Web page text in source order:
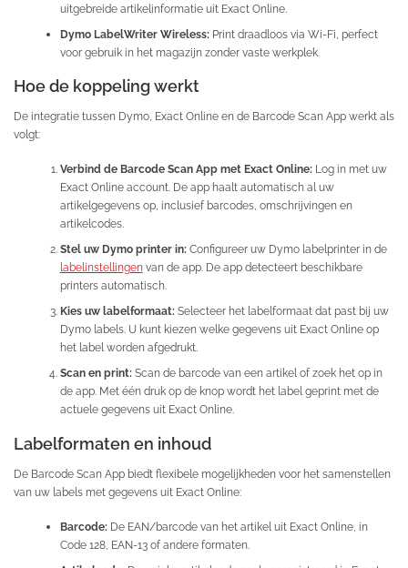
uitgebreide artikelinformatie uit Exact Online.
Dymo LabelWriter Wireless:Print draadloos via Wi-Fi, perfect
voor gebruik in het magazijn zonder vaste werkplek.
Hoe de koppeling werkt
De integratie tussen Dymo, Exact Online en de Barcode Scan App werkt als
volgt:
Verbind de Barcode Scan App met Exact Online:Log in met uw
Exact Online account. De app haalt automatisch al uw
artikelgegevens op, inclusief barcodes, omschrijvingen en
artikelcodes.
Stel uw Dymo printer in:Configureer uw Dymo labelprinter in de
labelinstellingenvan de app. De app detecteert beschikbare
printers automatisch.
Kies uw labelformaat:Selecteer het labelformaat dat past bij uw
Dymo labels. U kunt kiezen welke gegevens uit Exact Online op
het label worden afgedrukt.
Scan en print:Scan de barcode van een artikel of zoek het op in
de app. Met één druk op de knop wordt het label geprint met de
actuele gegevens uit Exact Online.
Labelformaten en inhoud
De Barcode Scan App biedt flexibele mogelijkheden voor het samenstellen
van uw labels met gegevens uit Exact Online:
Barcode:De EAN/barcode van het artikel uit Exact Online, in
Code 128, EAN-13 of andere formaten.